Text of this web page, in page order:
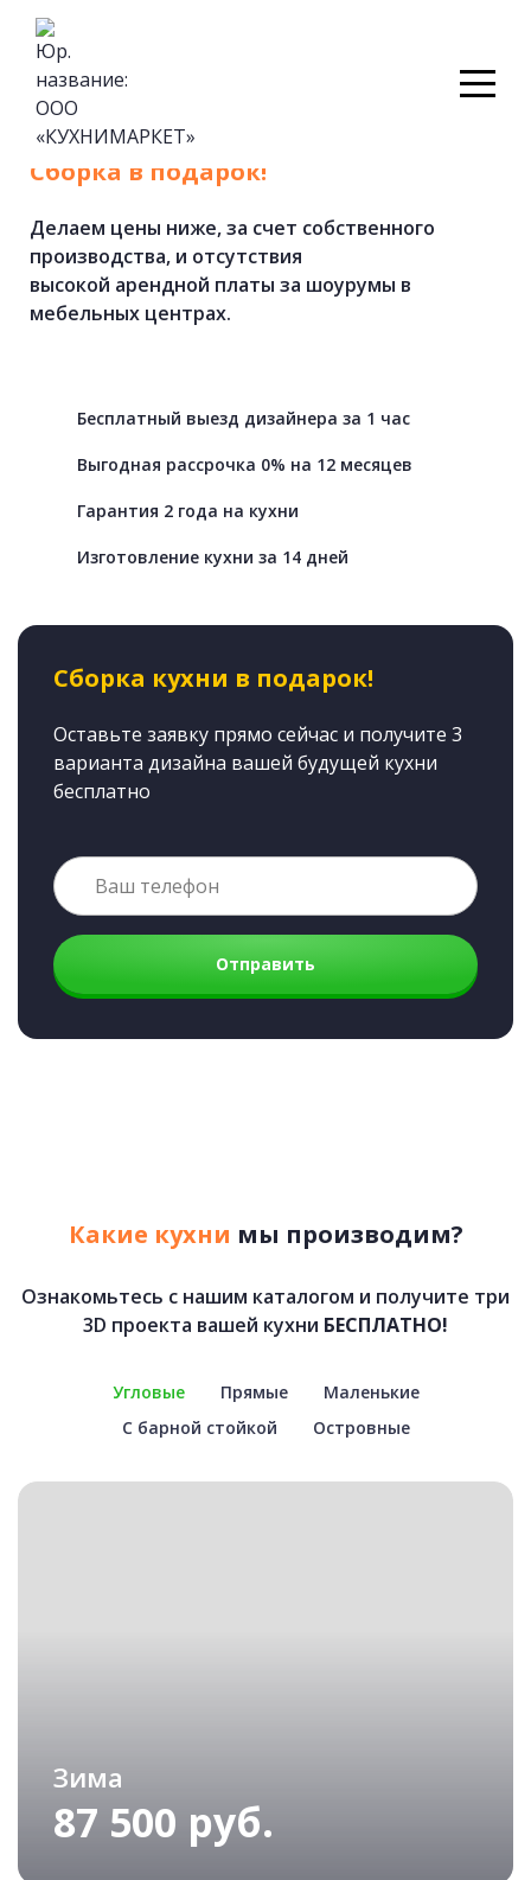
Кухни на заказ
Cборка в подарок!
Делаем цены ниже, за счет собственного
производства, и отсутствия
высокой арендной платы за шоурумы в
мебельных центрах.
Бесплатный выезд дизайнера за 1 час
Выгодная рассрочка 0% на 12 месяцев
Гарантия 2 года на кухни
Изготовление кухни за 14 дней
Сборка кухни в подарок!
Оставьте заявку прямо сейчас и получите 3
варианта дизайна вашей будущей кухни
бесплатно
Отправить
Какие кухни мы производим?
Ознакомьтесь с нашим каталогом и получите три
3D проекта вашей кухни БЕСПЛАТНО!
Угловые Прямые
Маленькие
С барной стойкой
Островные
Зима
87 500 руб.